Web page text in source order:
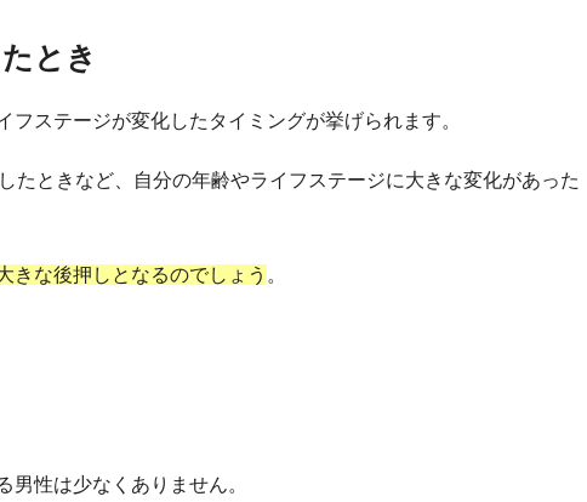
とき
ステージが変化したタイミングが挙げられます。
たときなど、自分の年齢やライフステージに大きな変化があった
きな後押しとなるのでしょう 。
性は少なくありません。